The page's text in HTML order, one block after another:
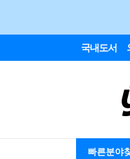
국내도서
빠른분야